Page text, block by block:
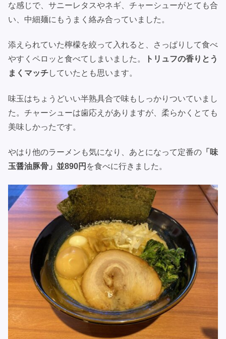
な感じで、サニーレタスやネギ、チャーシューがとても合
い、中細麺にもうまく絡み合っていました。
添えられていた檸檬を絞って入れると、さっぱりして食べ
やすくペロッと食べてしまいました。
トリュフの香りとう
まくマッチしていたとも思います。
味玉はちょうどいい半熟具合で味もしっかりついていまし
た。チャーシューは歯応えがありますが、柔らかくとても
美味しかったです。
やはり他のラーメンも気になり、あとになって定番の 「味
玉醤油豚骨」並890円 を食べに行きました。